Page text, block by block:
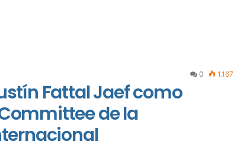
0 1.167
Fattal Jaef como
de la